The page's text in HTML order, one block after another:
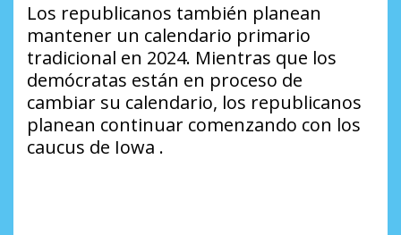
Los republicanos también planean
mantener un calendario primario
tradicional en 2024. Mientras que los
demócratas están en proceso de
cambiar su calendario, los republicanos
planean continuar comenzando con los
caucus de Iowa .